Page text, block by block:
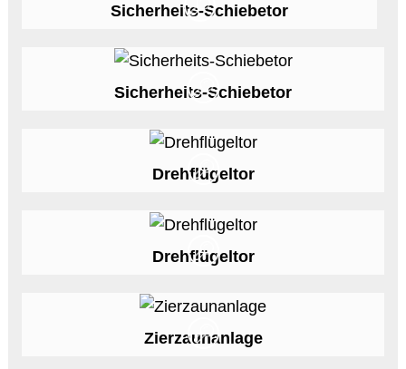
Sicherheits-Schiebetor
Sicherheits-Schiebetor
Drehflügeltor
Drehflügeltor
Zierzaunanlage